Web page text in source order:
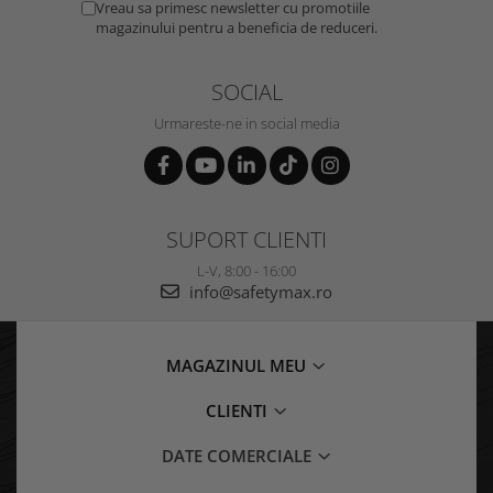
Vreau sa primesc newsletter cu promotiile
magazinului pentru a beneficia de reduceri.
SOCIAL
Urmareste-ne in social media
SUPORT CLIENTI
L-V, 8:00 - 16:00
info@safetymax.ro
MAGAZINUL MEU
CLIENTI
DATE COMERCIALE